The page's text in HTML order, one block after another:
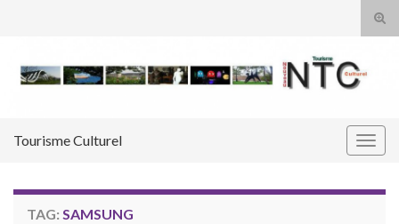
Tourisme Culturel
TAG: SAMSUNG